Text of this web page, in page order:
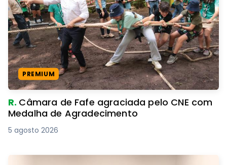
PREMIUM
R. Câmara de Fafe agraciada pelo CNE com
Medalha de Agradecimento
5 agosto 2026